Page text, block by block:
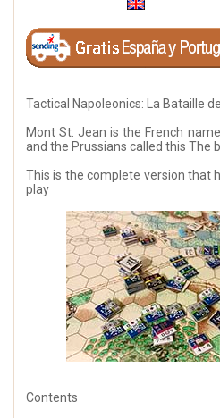
Tactical Napoleonics: La Bataille
Mont St. Jean is the French
and the Prussians called this The
This is the complete version that
play
Contents